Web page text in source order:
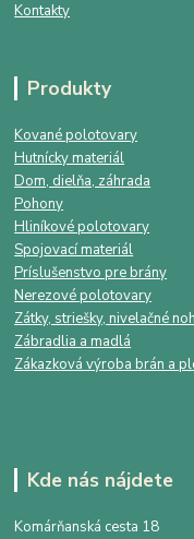
Kontakty
Produkty
Kované polotovary
Hutnícky materiál
Dom, dielňa, záhrada
Pohony
Hliníkové polotovary
Spojovací materiál
Príslušenstvo pre brány
Nerezové polotovary
Zátky, striešky, nivelačné
Zábradlia a madlá
Zákazková výroba brán a
Kde nás nájdete
Komárňanská cesta 18